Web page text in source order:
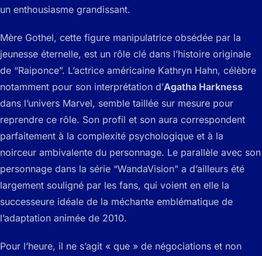
un enthousiasme grandissant.
Mère Gothel, cette figure manipulatrice obsédée par la
jeunesse éternelle, est un rôle clé dans l’histoire originale
de “Raiponce”. L’actrice américaine Kathryn Hahn, célèbre
notamment pour son interprétation d’Agatha Harkness
dans l’univers Marvel, semble taillée sur mesure pour
reprendre ce rôle. Son profil et son aura correspondent
parfaitement à la complexité psychologique et à la
noirceur ambivalente du personnage. Le parallèle avec son
personnage dans la série “WandaVision” a d’ailleurs été
largement souligné par les fans, qui voient en elle la
successeure idéale de la méchante emblématique de
l’adaptation animée de 2010.
Pour l’heure, il ne s’agit « que » de négociations et non